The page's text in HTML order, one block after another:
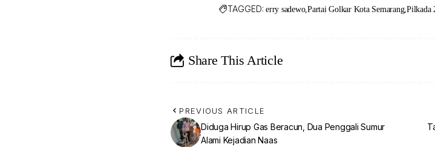
TAGGED: erry sadewo Partai Golkar Kota Semarang Pilkada
Share This Article
PREVIOUS ARTICLE
Diduga Hirup Gas Beracun, Dua Penggali Sumur
Alami Kejadian Naas